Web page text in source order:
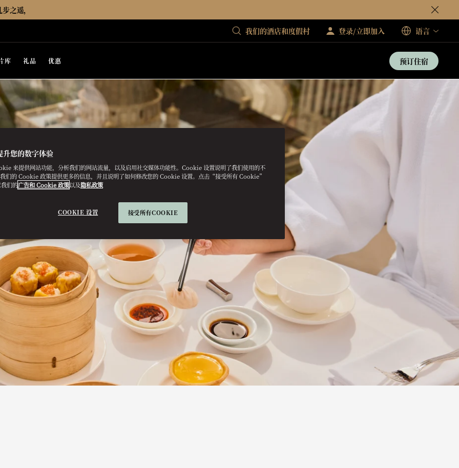
之遥，
我们的酒店和度假村 登录/立即加入 语言
库 礼品 优惠 预订住宿
升您的数字体验
来提供网站功能，分析我们的网站流量，以及启用社交媒体功能性。Cookie 设置说明了我们使用的不
们的 Cookie 政策提供更多的信息，并且说明了如何修改您的 Cookie 设置。点击“接受所有 Cookie”
们的广告和 Cookie 政策以及隐私政策
COOKIE 设置 接受所有COOKIE